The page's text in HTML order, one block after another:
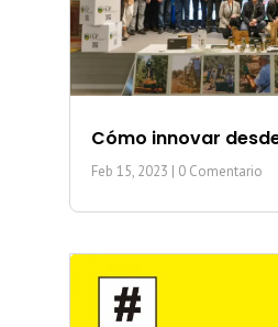
Cómo innovar
Feb 15, 2023 | 0 Comentario